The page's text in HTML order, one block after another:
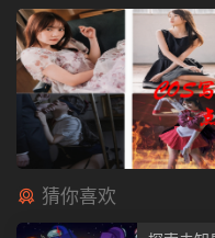
猜你喜欢